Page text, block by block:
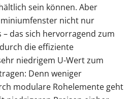
sein können. Aber
nicht nur
das sich hervorragend zum
die effiziente
niedrigem U-Wert zum
Denn weniger
modulare Rohelemente geht